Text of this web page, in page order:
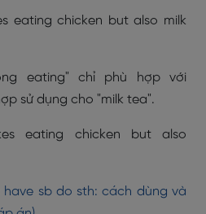
eating chicken but also milk
eating" chỉ phù hợp với
sử dụng cho "milk tea".
eating chicken but also
have sb do sth: cách dùng và